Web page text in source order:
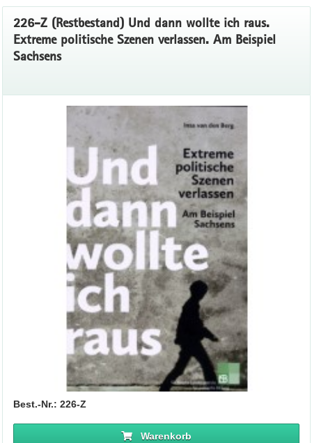
226-Z (Restbestand) Und dann wollte ich raus.
Extreme politische Szenen verlassen. Am Beispiel
Sachsens
Best.-Nr.: 226-Z
Warenkorb